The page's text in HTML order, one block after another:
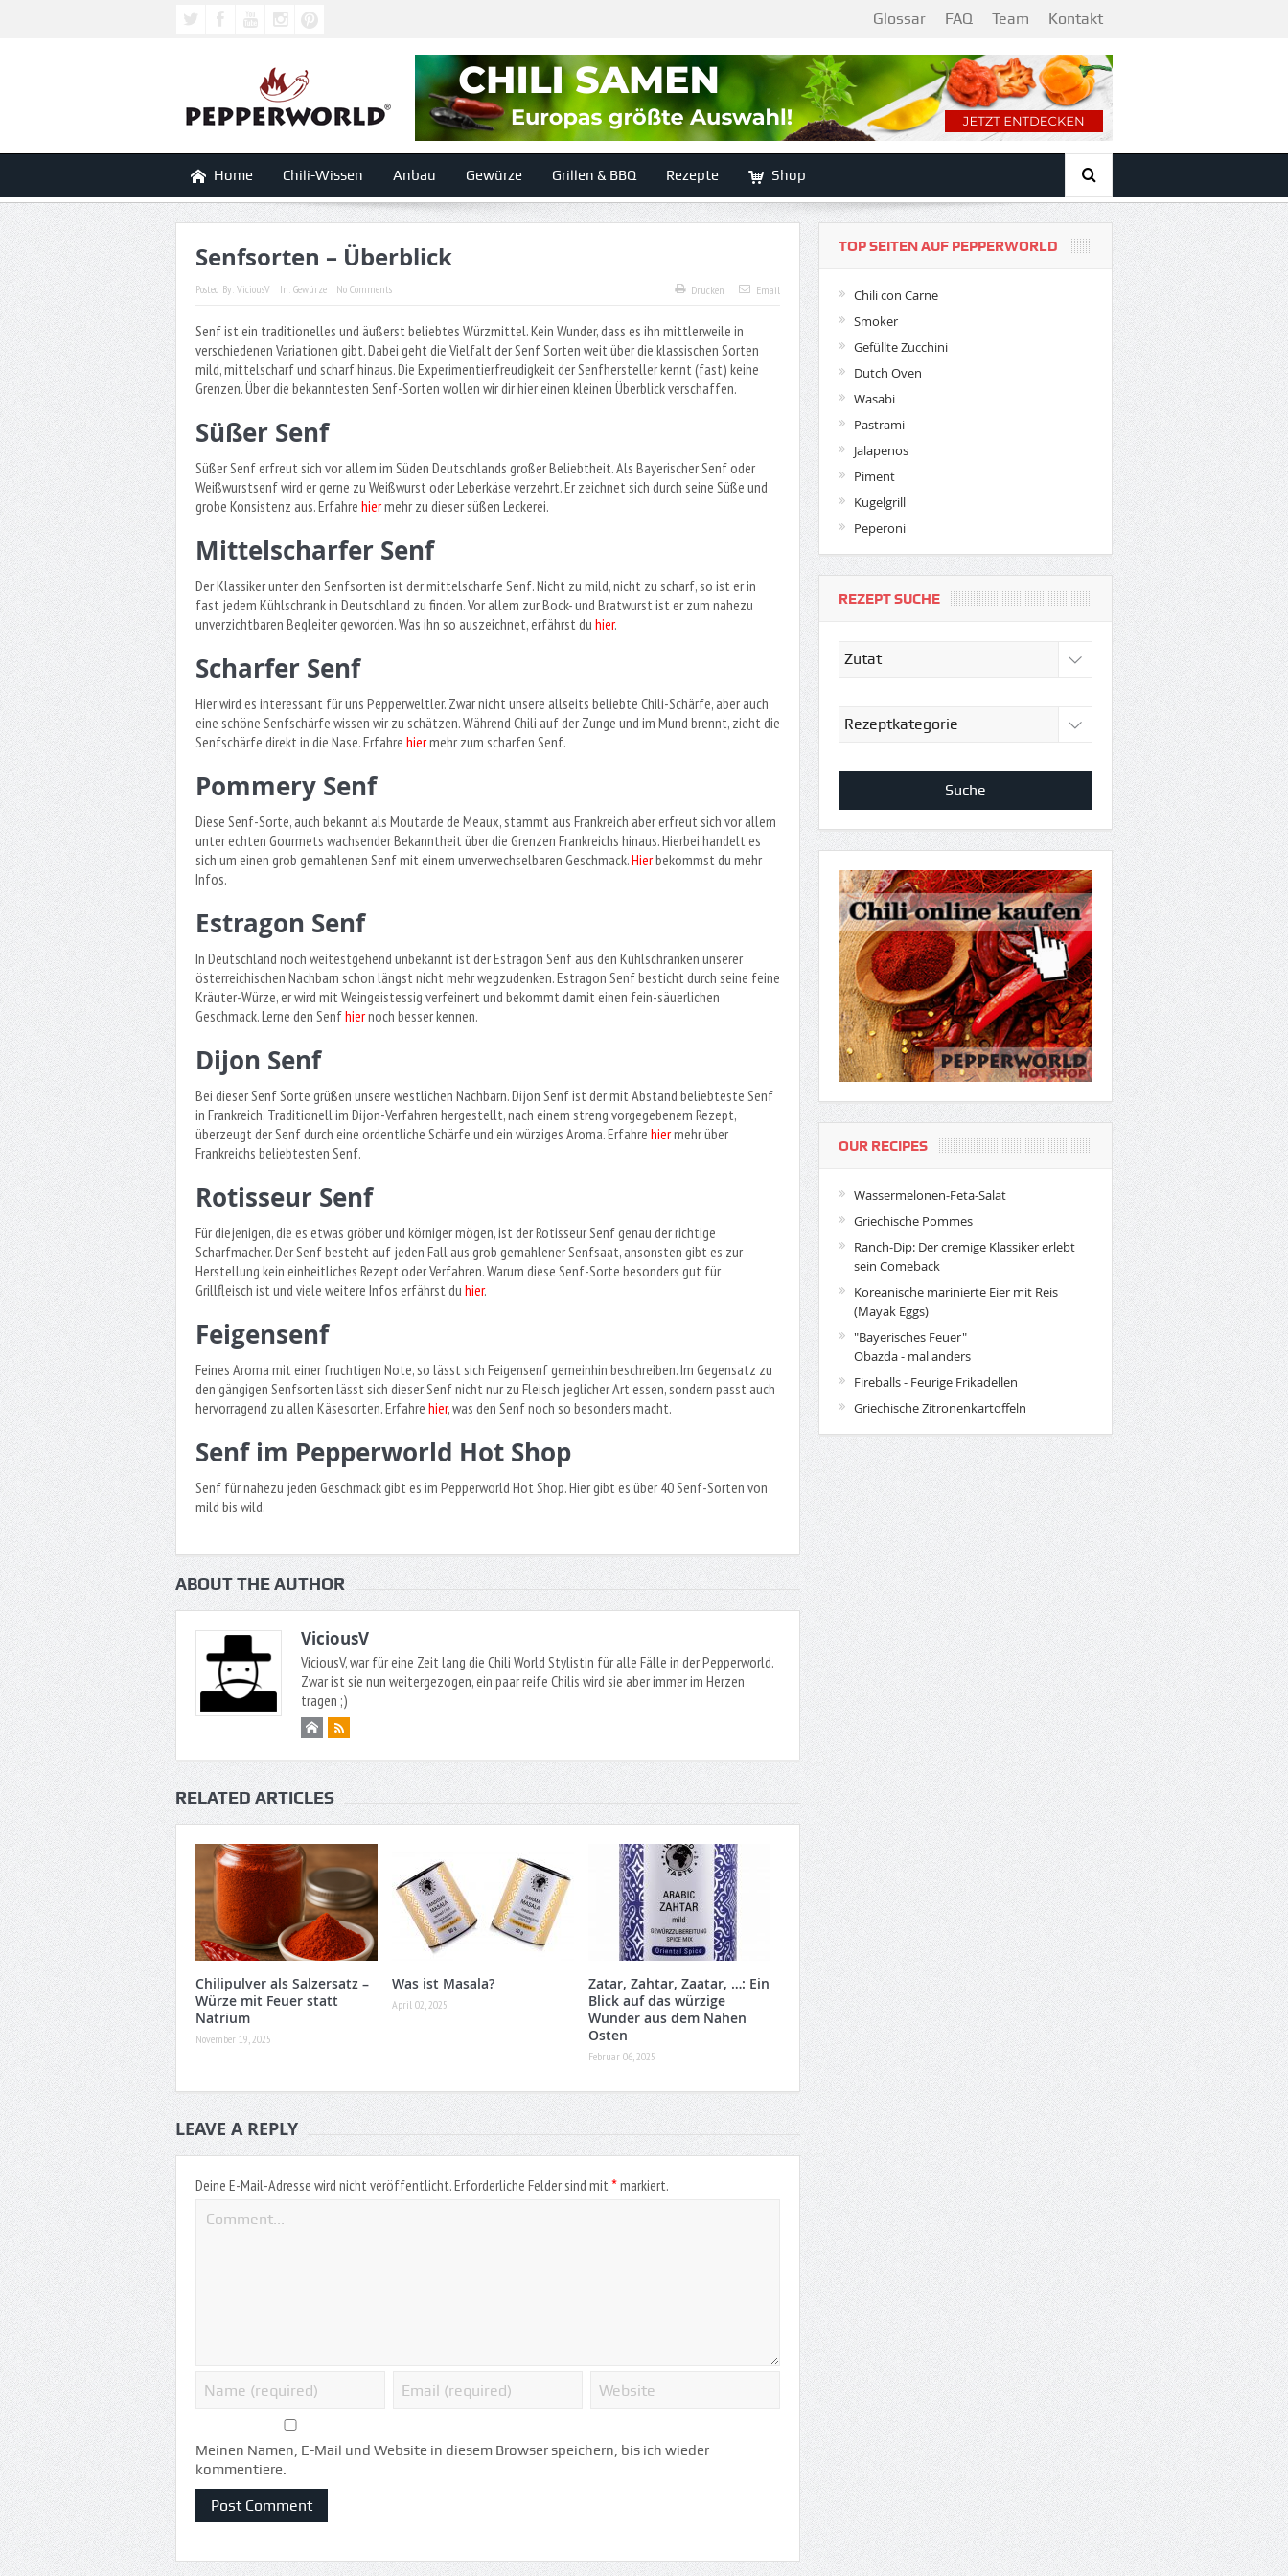
Glossar FAQ Team Kontakt
Home Chili-Wissen Anbau Gewürze Grillen & BBQ Rezepte Shop
Senfsorten – Überblick
Posted By: ViciousV In: Gewürze No Comments Drucken Email
Senf ist ein traditionelles und äußerst beliebtes Würzmittel. Kein Wunder, dass es ihn mittlerweile in
verschiedenen Variationen gibt. Dabei geht die Vielfalt der Senf Sorten weit über die klassischen Sorten
mild, mittelscharf und scharf hinaus. Die Experimentierfreudigkeit der Senfhersteller kennt (fast) keine
Grenzen. Über die bekanntesten Senf-Sorten wollen wir dir hier einen kleinen Überblick verschaffen.
Süßer Senf
Süßer Senf erfreut sich vor allem im Süden Deutschlands großer Beliebtheit. Als Bayerischer Senf oder
Weißwurstsenf wird er gerne zu Weißwurst oder Leberkäse verzehrt. Er zeichnet sich durch seine Süße und
grobe Konsistenz aus. Erfahre hiermehr zu dieser süßen Leckerei.
Mittelscharfer Senf
Der Klassiker unter den Senfsorten ist der mittelscharfe Senf. Nicht zu mild, nicht zu scharf, so ist er in
fast jedem Kühlschrank in Deutschland zu finden. Vor allem zur Bock- und Bratwurst ist er zum nahezu
unverzichtbaren Begleiter geworden. Was ihn so auszeichnet, erfährst du hier.
Scharfer Senf
Hier wird es interessant für uns Pepperweltler. Zwar nicht unsere allseits beliebte Chili-Schärfe, aber auch
eine schöne Senfschärfe wissen wir zu schätzen. Während Chili auf der Zunge und im Mund brennt, zieht die
Senfschärfe direkt in die Nase. Erfahre hiermehr zum scharfen Senf.
Pommery Senf
Diese Senf-Sorte, auch bekannt als Moutarde de Meaux, stammt aus Frankreich aber erfreut sich vor allem
unter echten Gourmets wachsender Bekanntheit über die Grenzen Frankreichs hinaus. Hierbei handelt es
sich um einen grob gemahlenen Senf mit einem unverwechselbaren Geschmack.Hierbekommst du mehr
Infos.
Estragon Senf
In Deutschland noch weitestgehend unbekannt ist der Estragon Senf aus den Kühlschränken unserer
österreichischen Nachbarn schon längst nicht mehr wegzudenken. Estragon Senf besticht durch seine feine
Kräuter-Würze, er wird mit Weingeistessig verfeinert und bekommt damit einen fein-säuerlichen
Geschmack. Lerne den Senfhiernoch besser kennen.
Dijon Senf
Bei dieser Senf Sorte grüßen unsere westlichen Nachbarn. Dijon Senf ist der mit Abstand beliebteste Senf
in Frankreich. Traditionell im Dijon-Verfahren hergestellt, nach einem streng vorgegebenem Rezept,
überzeugt der Senf durch eine ordentliche Schärfe und ein würziges Aroma. Erfahre hiermehr über
Frankreichs beliebtesten Senf.
Rotisseur Senf
Für diejenigen, die es etwas gröber und körniger mögen, ist der Rotisseur Senf genau der richtige
Scharfmacher. Der Senf besteht auf jeden Fall aus grob gemahlener Senfsaat, ansonsten gibt es zur
Herstellung kein einheitliches Rezept oder Verfahren. Warum diese Senf-Sorte besonders gut für
Grillfleisch ist und viele weitere Infos erfährst du hier.
Feigensenf
Feines Aroma mit einer fruchtigen Note, so lässt sich Feigensenf gemeinhin beschreiben. Im Gegensatz zu
den gängigen Senfsorten lässt sich dieser Senf nicht nur zu Fleisch jeglicher Art essen, sondern passt auch
hervorragend zu allen Käsesorten. Erfahre hier, was den Senf noch so besonders macht.
Senf im Pepperworld Hot Shop
Senf für nahezu jeden Geschmack gibt es im Pepperworld Hot Shop. Hier gibt es über 40 Senf-Sorten von
mild bis wild.
ABOUT THE AUTHOR
ViciousV
ViciousV, war für eine Zeit lang die Chili World Stylistin für alle Fälle in der Pepperworld.
Zwar ist sie nun weitergezogen, ein paar reife Chilis wird sie aber immer im Herzen
tragen ;)
RELATED ARTICLES
Chilipulver als Salzersatz –
Würze mit Feuer statt
Natrium
November 19, 2025
Was ist Masala?
April 02, 2025
Zatar, Zahtar, Zaatar, …: Ein
Blick auf das würzige
Wunder aus dem Nahen
Osten
Februar 06, 2025
LEAVE A REPLY
Deine E-Mail-Adresse wird nicht veröffentlicht.Erforderliche Felder sind mit *markiert.
Meinen Namen, E-Mail und Website in diesem Browser speichern, bis ich wieder
kommentiere.
TOP SEITEN AUF PEPPERWORLD
Chili con Carne
Smoker
Gefüllte Zucchini
Dutch Oven
Wasabi
Pastrami
Jalapenos
Piment
Kugelgrill
Peperoni
REZEPT SUCHE
OUR RECIPES
Wassermelonen-Feta-Salat
Griechische Pommes
Ranch-Dip: Der cremige Klassiker erlebt
sein Comeback
Koreanische marinierte Eier mit Reis
(Mayak Eggs)
"Bayerisches Feuer"
Obazda - mal anders
Fireballs - Feurige Frikadellen
Griechische Zitronenkartoffeln